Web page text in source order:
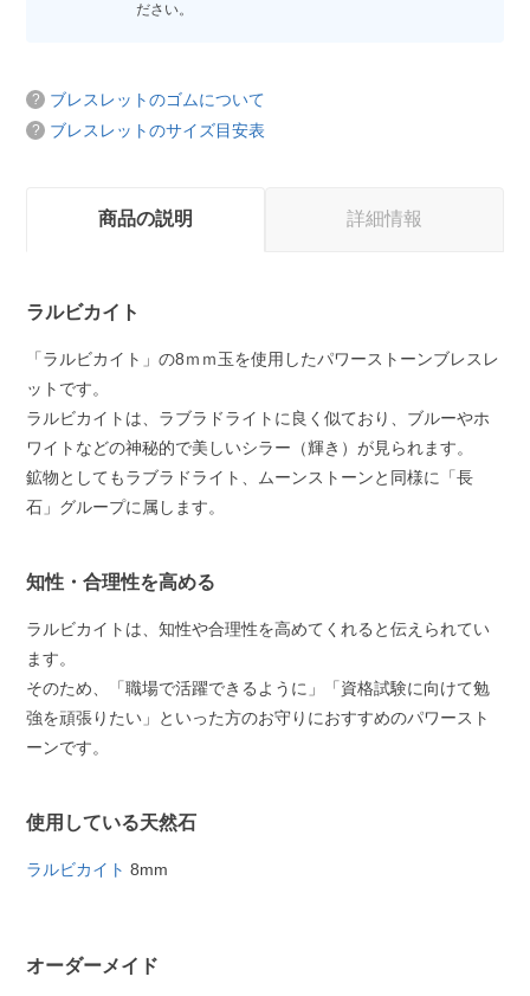
ださい。
ブレスレットのゴムについて
ブレスレットのサイズ目安表
商品の説明 詳細情報
ラルビカイト
「ラルビカイト」の8ｍｍ玉を使用したパワーストーンブレスレ
ットです。
ラルビカイトは、ラブラドライトに良く似ており、ブルーやホ
ワイトなどの神秘的で美しいシラー（輝き）が見られます。
鉱物としてもラブラドライト、ムーンストーンと同様に「長
石」グループに属します。
知性・合理性を高める
ラルビカイトは、知性や合理性を高めてくれると伝えられてい
ます。
そのため、「職場で活躍できるように」「資格試験に向けて勉
強を頑張りたい」といった方のお守りにおすすめのパワースト
ーンです。
使用している天然石
ラルビカイト 8mm
オーダーメイド